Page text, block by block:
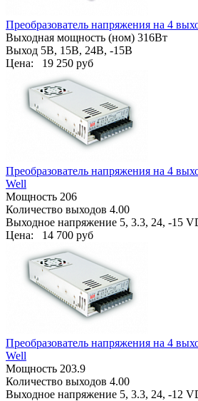
Преобразователь напряжения на 4
Выходная мощность (ном) 316Вт
Выход 5В, 15В, 24В, -15В
Цена: 19 250 руб
Преобразователь напряжения на 4
Well
Мощность 206
Количество выходов 4.00
Выходное напряжение 5, 3.3, 24, -15
Цена: 14 700 руб
Преобразователь напряжения на 4
Well
Мощность 203.9
Количество выходов 4.00
Выходное напряжение 5, 3.3, 24, -12